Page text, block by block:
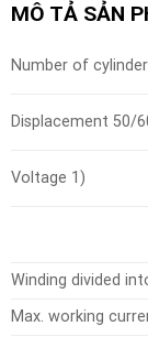
MÔ TẢ SẢN
Number of
Displacement 50/
Voltage 1)
Winding divided
Max. working